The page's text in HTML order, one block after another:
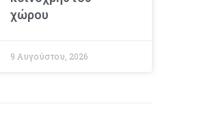
χώρου
9 Αυγούστου, 2026